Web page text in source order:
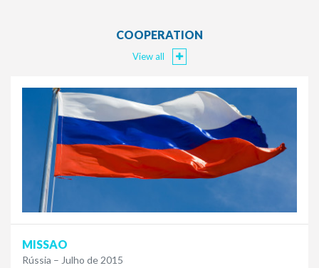
COOPERATION
View all
MISSAO
Rússia – Julho de 2015